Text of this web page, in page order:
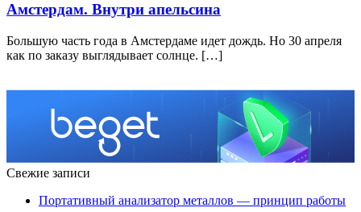
Амстердам. Внутри апельсина
Большую часть года в Амстердаме идет дождь. Но 30 апреля
как по заказу выглядывает солнце. […]
Свежие записи
Портативный анализатор металлов — принцип работы